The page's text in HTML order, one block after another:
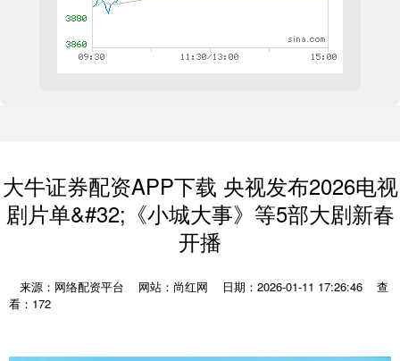
大牛证券配资APP下载 央视发布2026电视
剧片单&#32;《小城大事》等5部大剧新春
开播
来源：网络配资平台 网站：尚红网 日期：2026-01-11 17:26:46
查
看：172